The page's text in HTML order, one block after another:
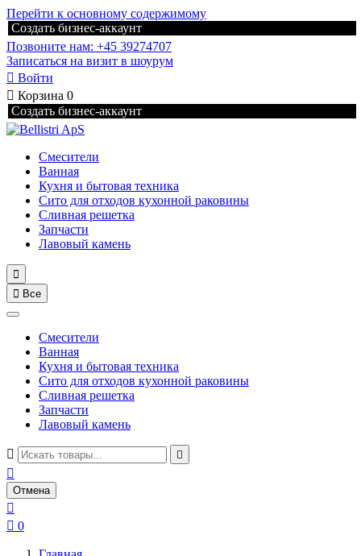
Перейти к основному содержимому
Создать бизнес-аккаунт
Позвоните нам: +45 39274707
Записаться на визит в шоурум
 Войти
 Корзина 0
Создать бизнес-аккаунт
Смесители
Ванная
Кухня и бытовая техника
Сито для отходов кухонной раковины
Сливная решетка
Запчасти
Лавовый камень

 Все
Смесители
Ванная
Кухня и бытовая техника
Сито для отходов кухонной раковины
Сливная решетка
Запчасти
Лавовый камень
 

Отмена

 0